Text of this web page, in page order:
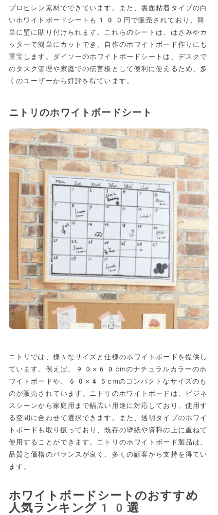
プロピレン素材でできています。また、裏面粘着タイプの白
いホワイトボードシートも100円で販売されており、簡
単に壁に貼り付けられます。これらのシートは、はさみやカ
ッターで簡単にカットでき、自作のホワイトボード作りにも
重宝します。ダイソーのホワイトボードシートは、デスクで
のタスク管理や家庭での伝言板として便利に使えるため、多
くのユーザーから好評を得ています。
ニトリのホワイトボードシート
ニトリでは、様々なサイズと仕様のホワイトボードを提供し
ています。例えば、90×60cmのナチュラルカラーのホ
ワイトボードや、60×45cmのコンパクトなサイズのも
のが販売されています。ニトリのホワイトボードは、ビジネ
スシーンから家庭用まで幅広い用途に対応しており、使用す
る空間に合わせて選択できます。また、透明タイプのホワイ
トボードも取り扱っており、既存の壁紙や資料の上に重ねて
使用することができます。ニトリのホワイトボード製品は、
品質と価格のバランスが良く、多くの顧客から支持を得てい
ます。
ホワイトボードシートのおすすめ
人気ランキング10選